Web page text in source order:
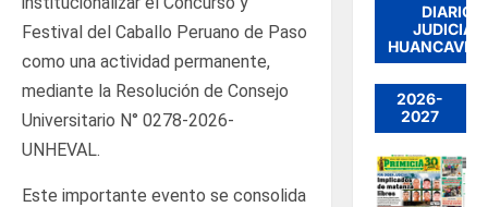
Festival del Caballo Peruano de Paso
como una actividad permanente,
mediante la Resolución de Consejo
Universitario N° 0278-2026-
UNHEVAL.
Este importante evento se consolida
DIARIO
JUDICIAL
2026-
2027